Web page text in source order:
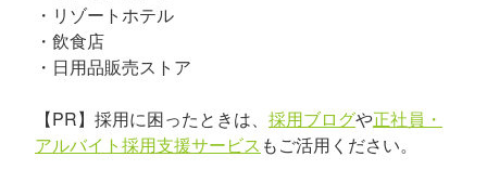
・リゾートホテル
・飲食店
・日用品販売ストア
【PR】採用に困ったときは、 採用ブログや正社員・
アルバイト採用支援サービス もご活用ください。